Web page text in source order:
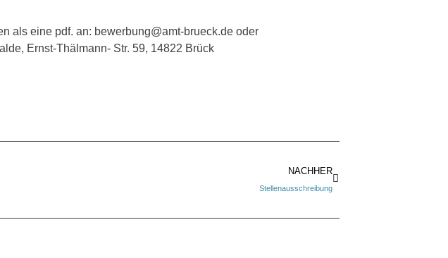
als eine pdf. an: bewerbung@amt-brueck.de oder
Ernst-Thälmann- Str. 59, 14822 Brück
NACHHER
Stellenausschreibung